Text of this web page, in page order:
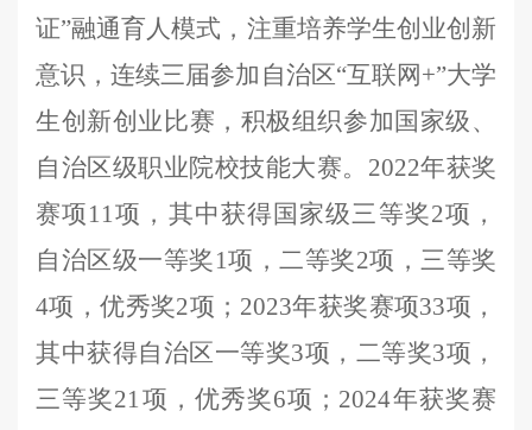
证”融通育人模式 ，注重培养学生创业创新
意识，连续三届参加自治区“互联网+”大学
生创新创业比赛， 积极组织参加 国家级、
自治区级职业院校技能大赛。 2022年获奖
赛项 11项，其中获得国家级三等奖2项，
自治区级一等奖1项，二等奖2项，三等奖
4项，优秀奖2项；2023年获奖赛项33项，
其中获得自治区一等奖3项，二等奖3项，
三等奖21项，优秀奖6项；2024年获奖赛